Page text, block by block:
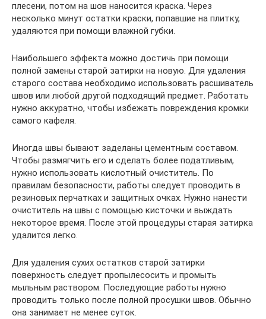
плесени, потом на шов наносится краска. Через
несколько минут остатки краски, попавшие на плитку,
удаляются при помощи влажной губки.
Наибольшего эффекта можно достичь при помощи
полной замены старой затирки на новую. Для удаления
старого состава необходимо использовать расшиватель
швов или любой другой подходящий предмет. Работать
нужно аккуратно, чтобы избежать повреждения кромки
самого кафеля.
Иногда швы бывают заделаны цементным составом.
Чтобы размягчить его и сделать более податливым,
нужно использовать кислотный очиститель. По
правилам безопасности, работы следует проводить в
резиновых перчатках и защитных очках. Нужно нанести
очиститель на швы с помощью кисточки и выждать
некоторое время. После этой процедуры старая затирка
удалится легко.
Для удаления сухих остатков старой затирки
поверхность следует пропылесосить и промыть
мыльным раствором. Последующие работы нужно
проводить только после полной просушки швов. Обычно
она занимает не менее суток.